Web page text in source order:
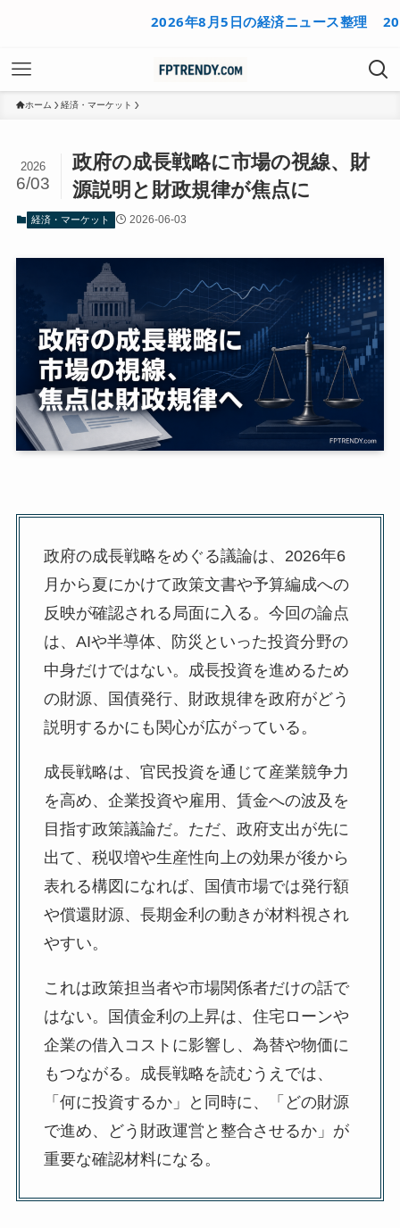
2026年8月5日の経済ニュース整理 2026年8
ホーム 経済・マーケット
政府の成長戦略に市場の視線、財
源説明と財政規律が焦点に
2026
6/03
経済・マーケット 2026-06-03
政府の成長戦略をめぐる議論は、2026年6
月から夏にかけて政策文書や予算編成への
反映が確認される局面に入る。今回の論点
は、AIや半導体、防災といった投資分野の
中身だけではない。成長投資を進めるため
の財源、国債発行、財政規律を政府がどう
説明するかにも関心が広がっている。
成長戦略は、官民投資を通じて産業競争力
を高め、企業投資や雇用、賃金への波及を
目指す政策議論だ。ただ、政府支出が先に
出て、税収増や生産性向上の効果が後から
表れる構図になれば、国債市場では発行額
や償還財源、長期金利の動きが材料視され
やすい。
これは政策担当者や市場関係者だけの話で
はない。国債金利の上昇は、住宅ローンや
企業の借入コストに影響し、為替や物価に
もつながる。成長戦略を読むうえでは、
「何に投資するか」と同時に、「どの財源
で進め、どう財政運営と整合させるか」が
重要な確認材料になる。